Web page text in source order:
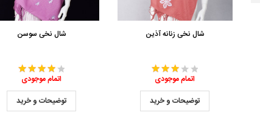
شال نخی زنانه آذین
اتمام موجودی
توضیحات و خرید
شال نخی سوسن
اتمام موجودی
توضیحات و خرید